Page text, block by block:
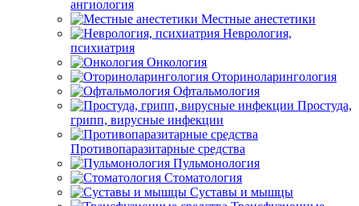
ангиология
Местные анестетики
Неврология,
психиатрия
Онкология
Оториноларингология
Офтальмология
Простуда,
грипп, вирусные инфекции
Противопаразитарные средства
Пульмонология
Стоматология
Суставы и мышцы